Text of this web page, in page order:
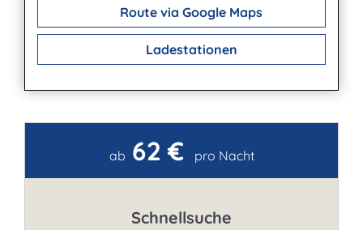
Route via Google Maps
Ladestationen
Kontakt
ab 62 € pro Nacht
Schnellsuche